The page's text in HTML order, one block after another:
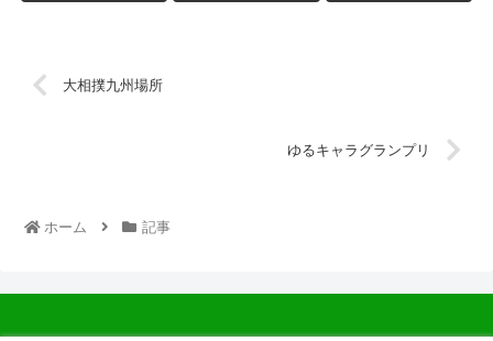
大相撲九州場所
ゆるキャラグランプリ
ホーム 記事